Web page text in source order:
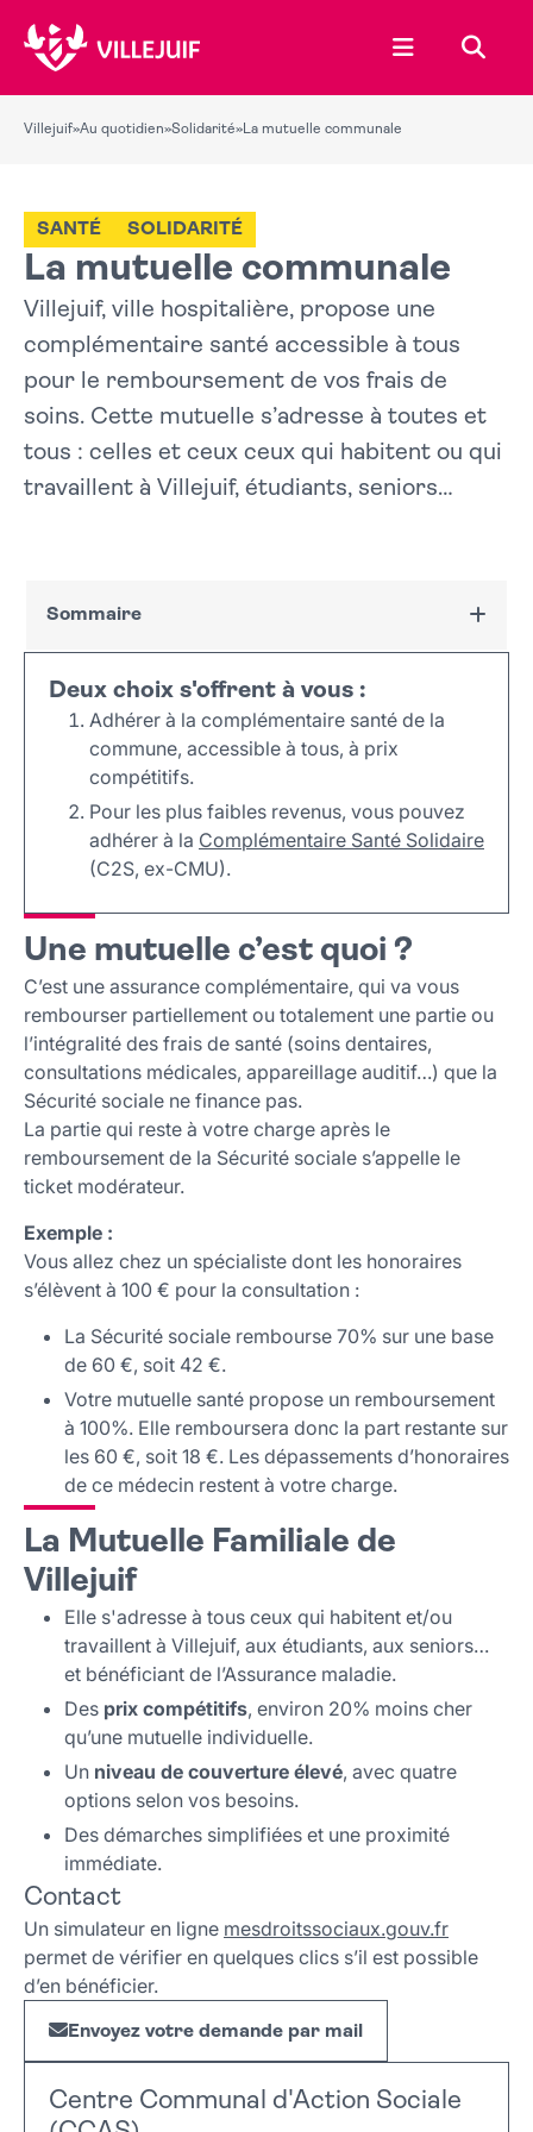
Ouvrir le
Villejuif»Au quotidien»Solidarité»La mutuelle communale
La mutuelle communale
SANTÉ SOLIDARITÉ
Villejuif, ville hospitalière, propose une
complémentaire santé accessible à tous
pour le remboursement de vos frais de
soins. Cette mutuelle s’adresse à toutes et
tous : celles et ceux ceux qui habitent ou qui
travaillent à Villejuif, étudiants, seniors…
Sommaire
Une mutuelle c’est quoi ?
La Mutuelle Familiale de Villejuif
La complémentaire santé solidaire (C2S, ex-
CMU)
Deux choix s'offrent à vous :
Adhérer à la complémentaire santé de la
commune, accessible à tous, à prix
compétitifs.
Pour les plus faibles revenus, vous pouvez
adhérer à la Complémentaire Santé Solidaire
(C2S, ex-CMU).
Une mutuelle c’est quoi ?
C’est une assurance complémentaire, qui va vous
rembourser partiellement ou totalement une partie ou
l’intégralité des frais de santé (soins dentaires,
consultations médicales, appareillage auditif…) que la
Sécurité sociale ne finance pas.
La partie qui reste à votre charge après le
remboursement de la Sécurité sociale s’appelle le
ticket modérateur.
Exemple :
Vous allez chez un spécialiste dont les honoraires
s’élèvent à 100 € pour la consultation :
La Sécurité sociale rembourse 70% sur une base
de 60 €, soit 42 €.
Votre mutuelle santé propose un remboursement
à 100%. Elle remboursera donc la part restante sur
les 60 €, soit 18 €. Les dépassements d’honoraires
de ce médecin restent à votre charge.
La Mutuelle Familiale de
Villejuif
Elle s'adresse à tous ceux qui habitent et/ou
travaillent à Villejuif, aux étudiants, aux seniors…
et bénéficiant de l’Assurance maladie.
Des prix compétitifs, environ 20% moins cher
qu’une mutuelle individuelle.
Un niveau de couverture élevé, avec quatre
options selon vos besoins.
Des démarches simplifiées et une proximité
immédiate.
Contact
Un simulateur en ligne mesdroitssociaux.gouv.fr
permet de vérifier en quelques clics s’il est possible
d’en bénéficier.
Envoyez votre demande par mail
Centre Communal d'Action Sociale